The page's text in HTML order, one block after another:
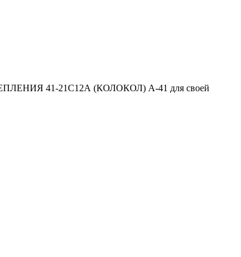
41-21С12А (КОЛОКОЛ) А-41 для своей